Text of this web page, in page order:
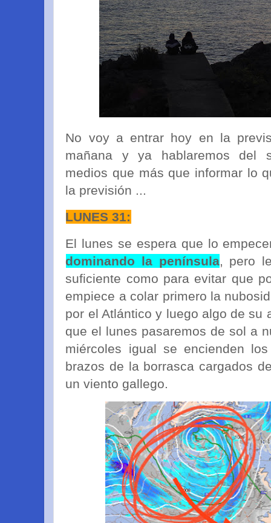
No voy a entrar hoy en la
mañana y ya hablaremos del
medios que más que informar lo
la previsión ...
LUNES 31:
El lunes se espera que lo
dominando la península, pero
suficiente como para evitar que
empiece a colar primero la
por el Atlántico y luego algo de su
que el lunes pasaremos de sol a
miércoles igual se encienden
brazos de la borrasca cargados
un viento gallego.